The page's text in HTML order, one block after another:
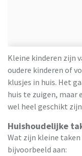
Kleine kinderen zijn
oudere kinderen of
klusjes in huis. Het
huis te zuigen, maar
wel heel geschikt
Huishoudelijke
Wat zijn kleine taken
bijvoorbeeld aan: